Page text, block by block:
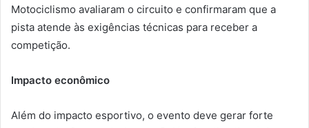
Motociclismo avaliaram o circuito e confirmaram que a
pista atende às exigências técnicas para receber a
competição.
Impacto econômico
Além do impacto esportivo, o evento deve gerar forte